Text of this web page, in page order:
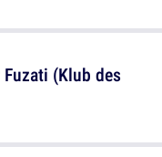
(Klub des